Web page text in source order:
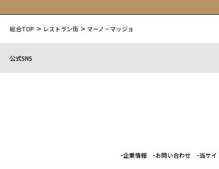
総合TOP レストラン街 マーノ・マッジョ
公式SNS
企業情報 お問い合わせ 当サイ